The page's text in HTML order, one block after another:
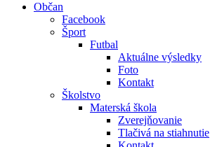
Občan
Facebook
Šport
Futbal
Aktuálne výsledky
Foto
Kontakt
Školstvo
Materská škola
Zverejňovanie
Tlačivá na stiahnutie